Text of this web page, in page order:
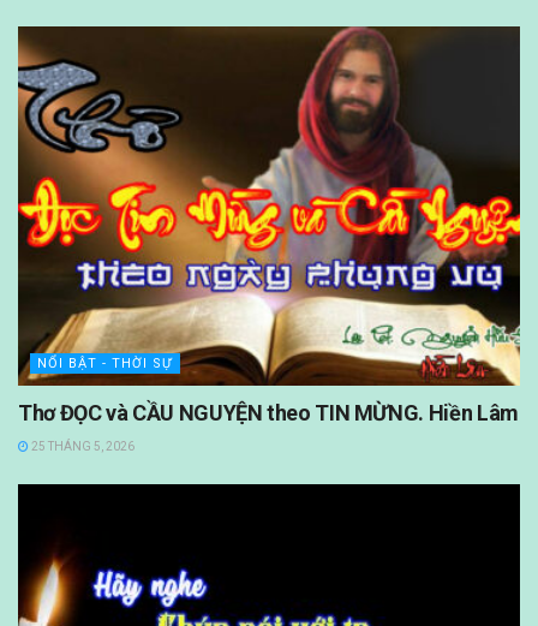
NỔI BẬT - THỜI SỰ
Thơ ĐỌC và CẦU NGUYỆN theo TIN MỪNG. Hiền Lâm
25 THÁNG 5, 2026